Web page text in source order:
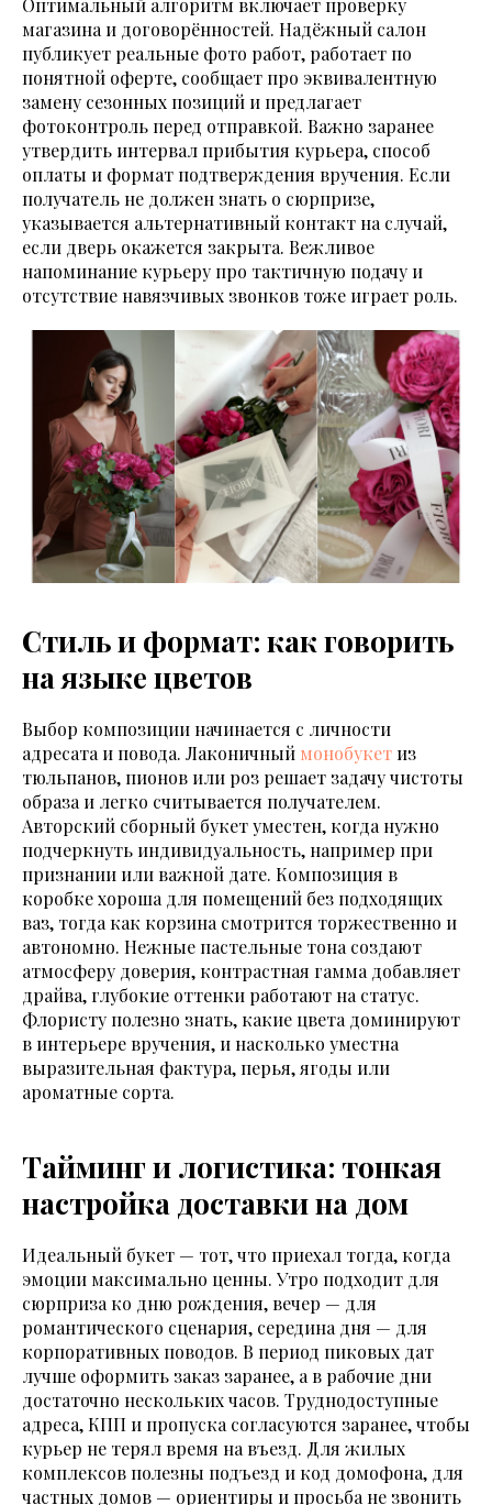
Оптимальный алгоритм включает проверку
магазина и договорённостей. Надёжный салон
публикует реальные фото работ, работает по
понятной оферте, сообщает про эквивалентную
замену сезонных позиций и предлагает
фотоконтроль перед отправкой. Важно заранее
утвердить интервал прибытия курьера, способ
оплаты и формат подтверждения вручения. Если
получатель не должен знать о сюрпризе,
указывается альтернативный контакт на случай,
если дверь окажется закрыта. Вежливое
напоминание курьеру про тактичную подачу и
отсутствие навязчивых звонков тоже играет роль.
Стиль и формат: как говорить
на языке цветов
Выбор композиции начинается с личности
адресата и повода. Лаконичный монобукет из
тюльпанов, пионов или роз решает задачу чистоты
образа и легко считывается получателем.
Авторский сборный букет уместен, когда нужно
подчеркнуть индивидуальность, например при
признании или важной дате. Композиция в
коробке хороша для помещений без подходящих
ваз, тогда как корзина смотрится торжественно и
автономно. Нежные пастельные тона создают
атмосферу доверия, контрастная гамма добавляет
драйва, глубокие оттенки работают на статус.
Флористу полезно знать, какие цвета доминируют
в интерьере вручения, и насколько уместна
выразительная фактура, перья, ягоды или
ароматные сорта.
Тайминг и логистика: тонкая
настройка доставки на дом
Идеальный букет — тот, что приехал тогда, когда
эмоции максимально ценны. Утро подходит для
сюрприза ко дню рождения, вечер — для
романтического сценария, середина дня — для
корпоративных поводов. В период пиковых дат
лучше оформить заказ заранее, а в рабочие дни
достаточно нескольких часов. Труднодоступные
адреса, КПП и пропуска согласуются заранее, чтобы
курьер не терял время на въезд. Для жилых
комплексов полезны подъезд и код домофона, для
частных домов — ориентиры и просьба не звонить